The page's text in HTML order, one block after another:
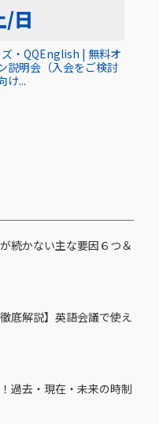
/日
・QQEnglish | 無料オ
説明会（入会をご検討
け...
続かない主な要因６つ＆
底解説】英語会議で使え
過去・現在・未来の時制